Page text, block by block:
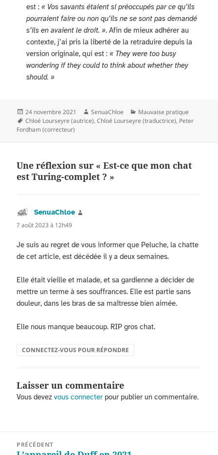
est :« Vos savants étaient si préoccupés par ce qu’ils
pourraient faire ou non qu’ils ne se sont pas demandé
s’ils en avaient le droit. ». Afin de mieux adhérer au
contexte, j’ai pris la liberté de la retraduire depuis la
version originale, qui est :« They were too busy
wondering if they could to think about whether they
should. »
Publié
le
24 novembre 2021 Auteur
SenuaChloe Catégories
Mauvaise pratique
Mots-
clés
Chloé Lourseyre (autrice),Chloé Lourseyre (traductrice), Peter
Fordham (correcteur)
Une réflexion sur « Est-ce que mon chat
est Turing-complet ? »
SenuaChloe
7 août 2023 à 12h49
Je suis au regret de vous informer que Peluche, la chatte
de cet article, est décédée il y a deux semaines.
Elle était vieille et malade, et sa gardienne a décider de
mettre un terme à ses souffrances. Elle est partie sans
douleur, dans les bras de sa maîtresse bien aimée.
Elle nous manque beaucoup. RIP gros chat.
CONNECTEZ-VOUS POUR RÉPONDRE
Laisser un commentaire
Vous devezvous connecter pour publier un commentaire.
PRÉCÉDENT